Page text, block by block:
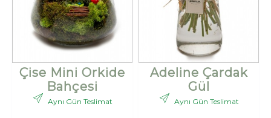
Çise Mini Orkide
Bahçesi
Aynı Gün Teslimat
Adeline Çardak
Gül
Aynı Gün Teslimat